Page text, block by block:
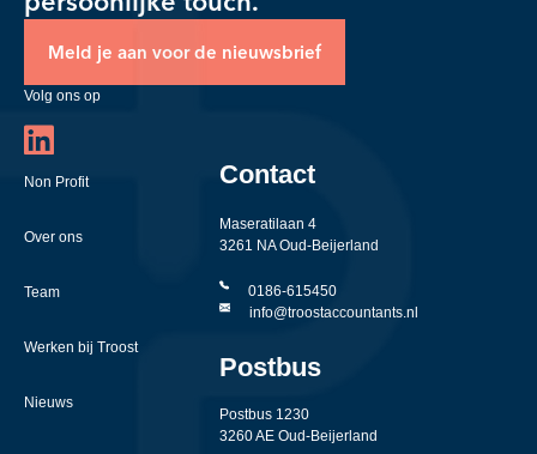
Meld je aan voor de nieuwsbrief
Volg ons op
Non Profit
Over ons
Team
Werken bij Troost
Nieuws
Contact
Maseratilaan 4
3261 NA Oud-Beijerland
0186-615450
info@troostaccountants.nl
Postbus
Postbus 1230
3260 AE Oud-Beijerland